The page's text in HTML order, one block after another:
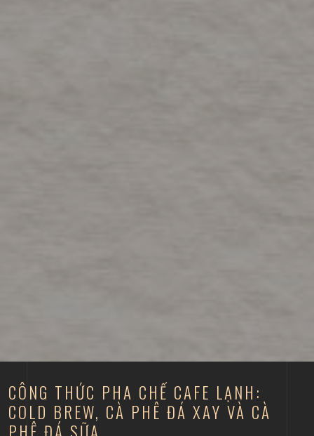
CÔNG THỨC PHA CHẾ CAFE LẠNH:
COLD BREW, CÀ PHÊ ĐÁ XAY VÀ CÀ